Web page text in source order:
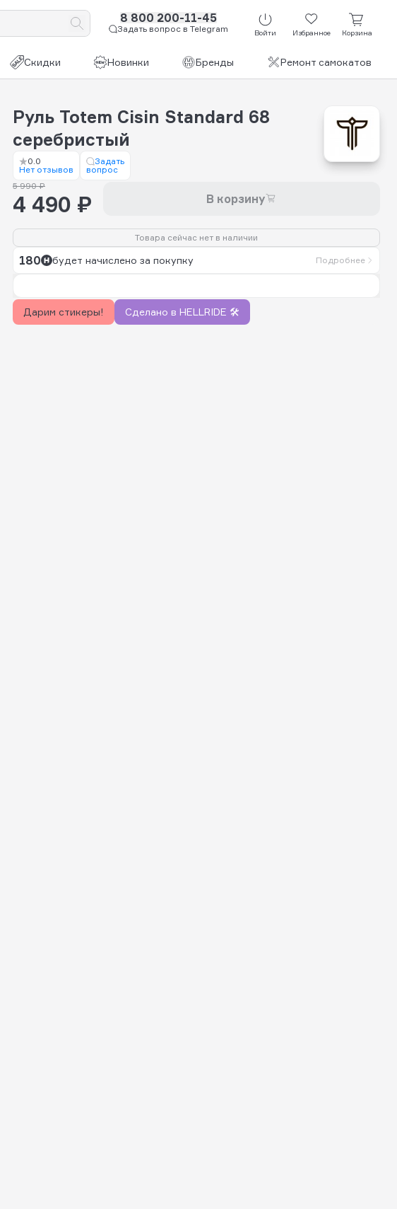
8 800 200-11-45
Задать вопрос в Telegram Войти Избранное Корзина
Скидки Новинки Бренды Ремонт самокатов
Руль Totem Cisin Standard 68
серебристый
0.0
Нет отзывов
Задать
вопрос
5 990 ₽
4 490 ₽ В корзину
Товара сейчас нет в наличии
180 будет начислено за покупку Подробнее
Дарим стикеры! Сделано в HELLRIDE 🛠️